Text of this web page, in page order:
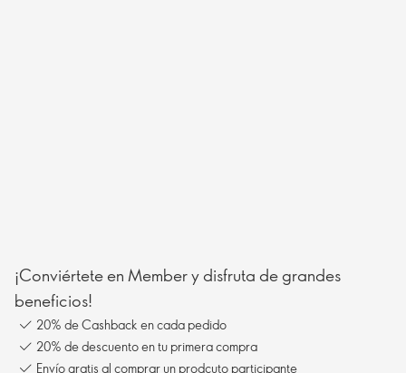
¡Conviértete en Member y disfruta de grandes
beneficios!
20% de Cashback en cada pedido
20% de descuento en tu primera compra
Envío gratis al comprar un prodcuto participante